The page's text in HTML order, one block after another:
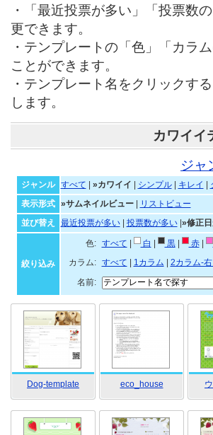
・「最近投票が多い」「投票数
更できます。
・テンプレートの「色」「カラ
ことができます。
・テンプレート名をクリックす
します。
カワイイ
ジャ
ジャンル すべて »カワイイ シンプル| キレイ
表示形式
»サムネイルビュー|
リストビュー
並び替え
最近投票が多い| 投票数が多い| »修正
絞り込み
色: すべて 白 黒| 赤|
カラム:
すべて 1カラム 2カラム-
名前:
Dog-template eco_house